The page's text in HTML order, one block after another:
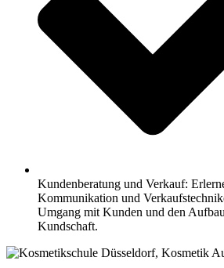
Kundenberatung und Verkauf:
Kommunikation und
Umgang mit Kunden und den
Kundschaft.